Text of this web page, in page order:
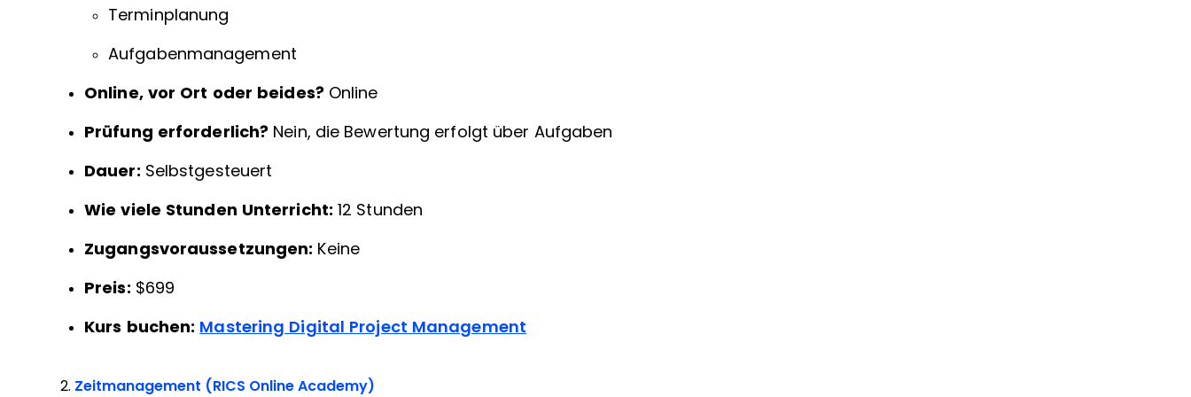
Terminplanung
Aufgabenmanagement
Online, vor Ort oder beides?Online
Prüfung erforderlich? Nein, die Bewertung erfolgt über Aufgaben
Dauer: Selbstgesteuert
Wie viele Stunden Unterricht: 12 Stunden
Zugangsvoraussetzungen: Keine
Preis: $699
Kurs buchen: Mastering Digital Project Management
2. Zeitmanagement (RICS Online Academy)